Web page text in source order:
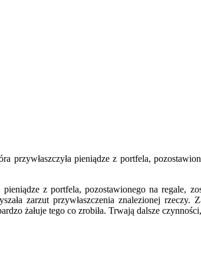
pieniądze z portfela,
pieniądze z portfela, pozostawionego na
zarzut przywłaszczenia znalezionej
żałuje tego co zrobiła. Trwają dalsze